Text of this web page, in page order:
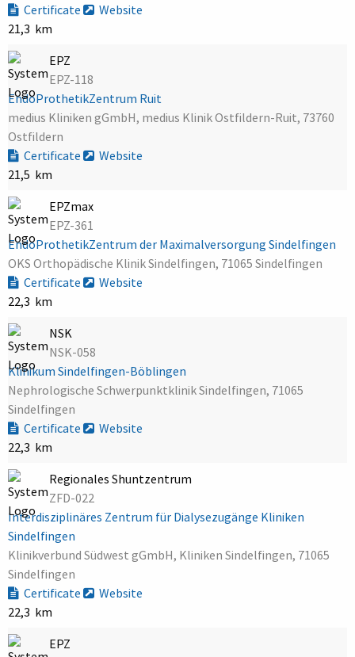
Certificate
Website
21,3 km
EPZ
EPZ-118
EndoProthetikZentrum Ruit
medius Kliniken gGmbH, medius Klinik Ostfildern-Ruit, 73760
Ostfildern
Certificate
Website
21,5 km
EPZmax
EPZ-361
EndoProthetikZentrum der Maximalversorgung Sindelfingen
OKS Orthopädische Klinik Sindelfingen, 71065 Sindelfingen
Certificate
Website
22,3 km
NSK
NSK-058
Klinikum Sindelfingen-Böblingen
Nephrologische Schwerpunktklinik Sindelfingen, 71065
Sindelfingen
Certificate
Website
22,3 km
Regionales Shuntzentrum
ZFD-022
Interdisziplinäres Zentrum für Dialysezugänge Kliniken
Sindelfingen
Klinikverbund Südwest gGmbH, Kliniken Sindelfingen, 71065
Sindelfingen
Certificate
Website
22,3 km
EPZ